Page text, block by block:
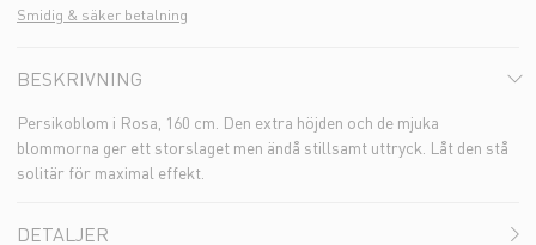
Smidig & säker betalning
BESKRIVNING
Persikoblom i Rosa, 160 cm. Den extra höjden och de mjuka
blommorna ger ett storslaget men ändå stillsamt uttryck. Låt den stå
solitär för maximal effekt.
DETALJER